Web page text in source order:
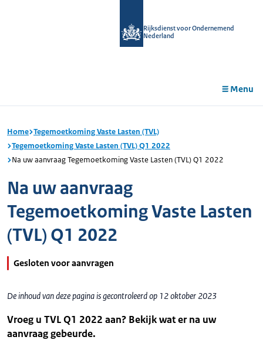
Rijksdienst voor Ondernemend
Nederland
Menu
Home Tegemoetkoming Vaste Lasten (TVL)
Tegemoetkoming Vaste Lasten (TVL) Q1 2022
Na uw aanvraag Tegemoetkoming Vaste Lasten (TVL) Q1 2022
Na uw aanvraag
Tegemoetkoming Vaste Lasten
(TVL) Q1 2022
Gesloten voor aanvragen
De inhoud van deze pagina is gecontroleerd op 12 oktober 2023
Vroeg u TVL Q1 2022 aan? Bekijk wat er na uw
aanvraag gebeurde.